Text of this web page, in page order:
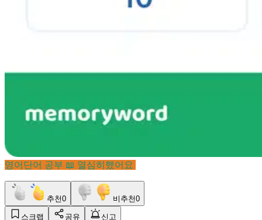
영어단어 공부 📖 열심히했어요
추천0 비추천0
스크랩 공유
신고